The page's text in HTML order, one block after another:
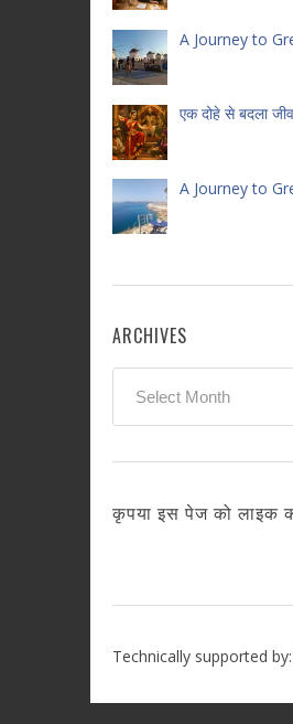
A Journey to
एक दोहे से बदला
A Journey to
ARCHIVES
कृपया इस पेज को लाइक
Technically supported by: